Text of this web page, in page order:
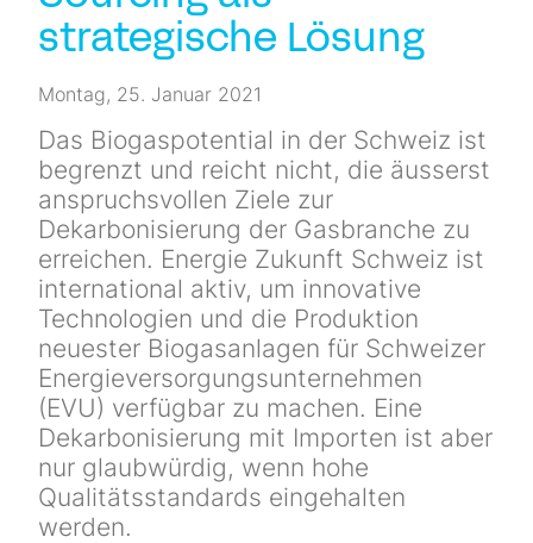
Newsletter
Kontakt
strategische Lösung
Montag, 25. Januar 2021
Das Biogaspotential in der Schweiz ist
begrenzt und reicht nicht, die äusserst
anspruchsvollen Ziele zur
Dekarbonisierung der Gasbranche zu
erreichen. Energie Zukunft Schweiz ist
international aktiv, um innovative
Technologien und die Produktion
neuester Biogasanlagen für Schweizer
Energieversorgungsunternehmen
(EVU) verfügbar zu machen. Eine
Dekarbonisierung mit Importen ist aber
nur glaubwürdig, wenn hohe
Qualitätsstandards eingehalten
werden.